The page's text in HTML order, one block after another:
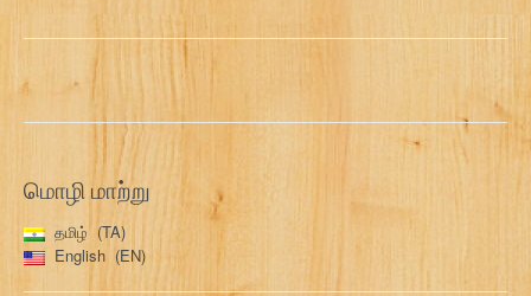
மொழி மாற்று
தமிழ்
TA
English
EN